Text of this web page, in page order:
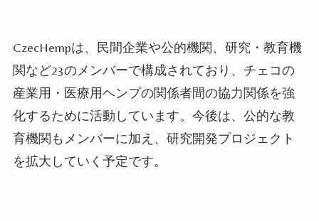
CzecHempは、民間企業や公的機関、研究・教育機
関など23のメンバーで構成されており、チェコの
産業用・医療用ヘンプの関係者間の協力関係を強
化するために活動しています。今後は、公的な教
育機関もメンバーに加え、研究開発プロジェクト
を拡大していく予定です。